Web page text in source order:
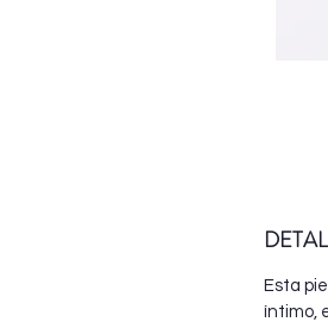
Esta
íntimo,